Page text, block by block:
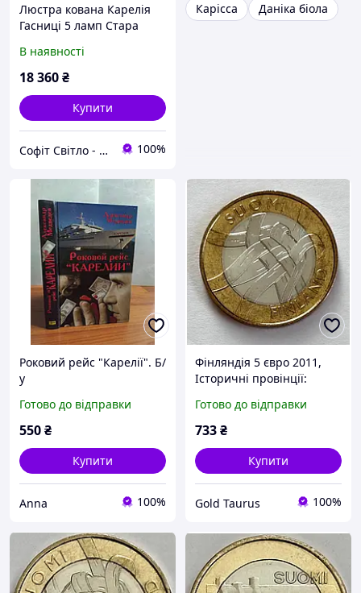
Люстра кована Карелія
Гасниці 5 ламп Стара
В наявності
18 360₴
Купити
Софіт Світло - магазин світильників 100%
Карісса
Даніка біола
Роковий рейс "Карелії". Б/
у
Готово до відправки
550₴
Купити
Anna 100%
Фінляндія 5 євро 2011,
Історичні провінції:
Готово до відправки
733₴
Купити
Gold Taurus 100%